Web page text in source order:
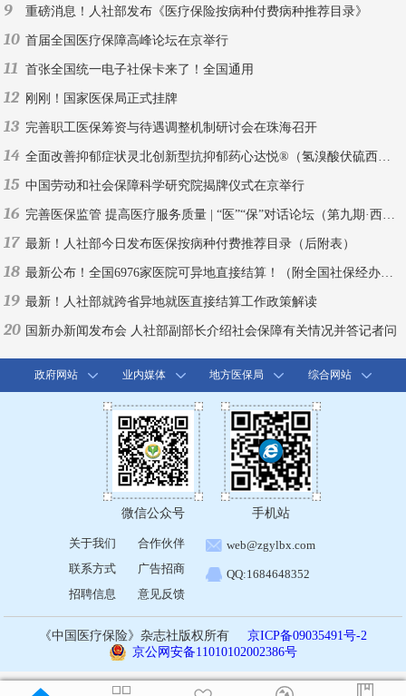
9 重磅消息！人社部发布《医疗保险按病种付费病种推荐目录》
10 首届全国医疗保障高峰论坛在京举行
11 首张全国统一电子社保卡来了！全国通用
12 刚刚！国家医保局正式挂牌
13 完善职工医保筹资与待遇调整机制研讨会在珠海召开
14 全面改善抑郁症状灵北创新型抗抑郁药心达悦®（氢溴酸伏硫西汀片）中国上市
15 中国劳动和社会保障科学研究院揭牌仪式在京举行
16 完善医保监管 提高医疗服务质量 | “医”“保”对话论坛（第九期·西安）
17 最新！人社部今日发布医保按病种付费推荐目录（后附表）
18 最新公布！全国6976家医院可异地直接结算！（附全国社保经办机构联系方式）
19 最新！人社部就跨省异地就医直接结算工作政策解读
20 国新办新闻发布会 人社部副部长介绍社会保障有关情况并答记者问
政府网站 业内媒体 地方医保局 综合网站
微信公众号 手机站
关于我们
联系方式
招聘信息
合作伙伴
广告招商
意见反馈
web@zgylbx.com
QQ:1684648352
《中国医疗保险》杂志社版权所有
京ICP备09035491号-2
京公网安备11010102002386号